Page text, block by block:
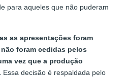
para aqueles que não puderam
as apresentações foram
foram cedidas pelos
vez que a produção
Essa decisão é respaldada pelo